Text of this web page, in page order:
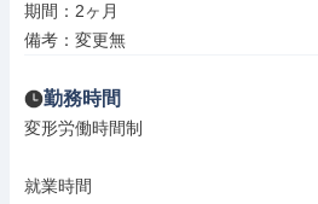
期間：2ヶ月
備考：変更無
勤務時間
変形労働時間制
就業時間